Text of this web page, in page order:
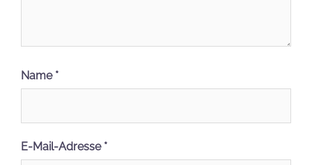
Name *
E-Mail-Adresse *